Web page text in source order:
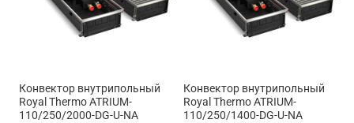
Конвектор внутрипольный
Royal Thermo ATRIUM-
110/250/2000-DG-U-NA
Конвектор внутрипольный
Royal Thermo ATRIUM-
110/250/1400-DG-U-NA